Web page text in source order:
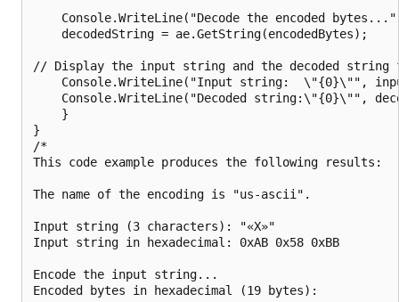
Console.WriteLine("Decode the encoded
    decodedString = ae.GetString(encodedBytes);
// Display the input string and the decoded string
Console.WriteLine("Input string:  \"{0}\"",
Console.WriteLine("Decoded string:\"{0}\"",
    }
}
/*
This code example produces the following results:
The name of the encoding is "us-ascii".
Input string (3 characters): "«X»"
Input string in hexadecimal: 0xAB 0x58 0xBB
Encode the input string...
Encoded bytes in hexadecimal (19 bytes):